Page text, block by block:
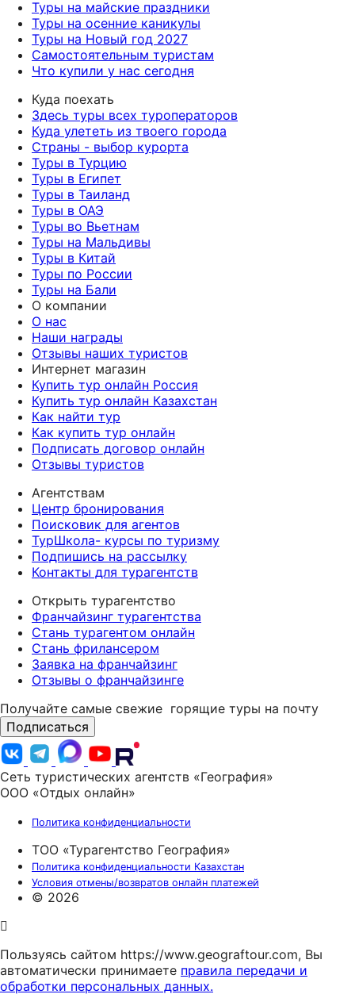
Туры на майские праздники
Туры на осенние каникулы
Туры на Новый год 2027
Самостоятельным туристам
Что купили у нас сегодня
Куда поехать
Здесь туры всех туроператоров
Куда улететь из твоего города
Страны - выбор курорта
Туры в Турцию
Туры в Египет
Туры в Таиланд
Туры в ОАЭ
Туры во Вьетнам
Туры на Мальдивы
Туры в Китай
Туры по России
Туры на Бали
О компании
О нас
Наши награды
Отзывы наших туристов
Интернет магазин
Купить тур онлайн Россия
Купить тур онлайн Казахстан
Как найти тур
Как купить тур онлайн
Подписать договор онлайн
Отзывы туристов
Агентствам
Центр бронирования
Поисковик для агентов
ТурШкола- курсы по туризму
Подпишись на рассылку
Контакты для турагентств
Открыть турагентство
Франчайзинг турагентства
Стань турагентом онлайн
Стань фрилансером
Заявка на франчайзинг
Отзывы о франчайзинге
Получайте самые свежие горящие туры на почту
Подписаться
Сеть туристических агентств «География»
ООО «Отдых онлайн»
Политика конфиденциальности
ТОО «Турагентство География»
Политика конфиденциальности Казахстан
Условия отмены/возвратов онлайн платежей
© 2026
Пользуясь сайтом https://www.geograftour.com, Вы
автоматически принимаете правила передачи и
обработки персональных данных.